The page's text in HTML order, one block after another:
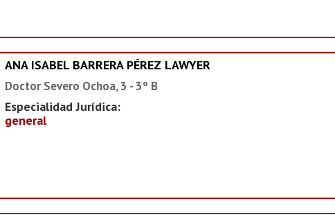
ANA ISABEL BARRERA PÉREZ LAWYER
Doctor Severo Ochoa, 3 - 3º B
Especialidad Jurídica:
general